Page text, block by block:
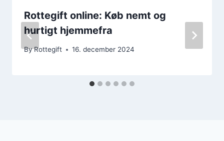
Rottegift online: Køb nemt og
hurtigt hjemmefra
ByRottegift 16. december 2024